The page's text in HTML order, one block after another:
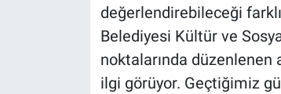
değerlendirebileceği
Belediyesi Kültür ve
noktalarında düzenlenen
ilgi görüyor. Geçtiğimiz